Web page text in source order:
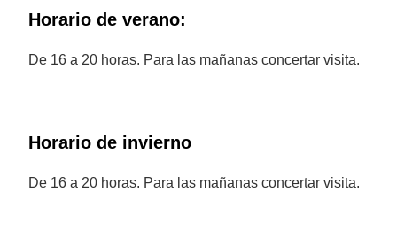
Horario de verano:
De 16 a 20 horas. Para las mañanas concertar visita.
Horario de invierno
De 16 a 20 horas. Para las mañanas concertar visita.